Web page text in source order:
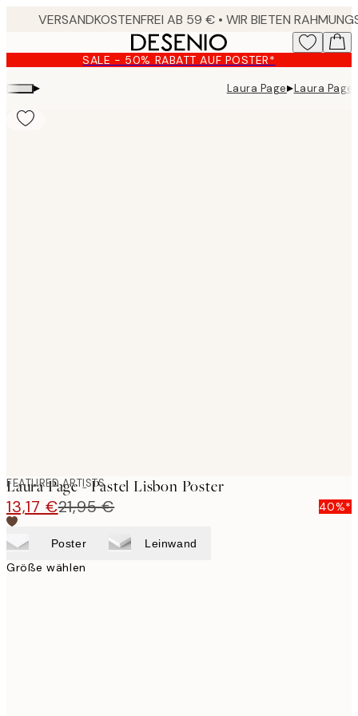
content.
SALE - 50% RABATT AUF POSTER*
▸ Laura Page▸Laura
FEATURED ARTISTS
Laura Page - Pastel Lisbon Poster
13,17 €21,95 € 40%*
Poster Leinwand
Größe wählen